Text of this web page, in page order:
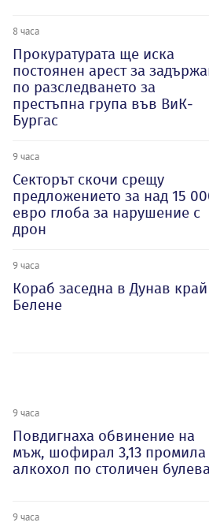
8 часа
Прокуратурата ще иска
постоянен арест за
по разследването за
престъпна група във ВиК-
Бургас
9 часа
Секторът скочи срещу
предложението за над 15
евро глоба за нарушение с
дрон
9 часа
Кораб заседна в Дунав край
Белене
9 часа
Повдигнаха обвинение на
мъж, шофирал 3,13 промила
алкохол по столичен
9 часа